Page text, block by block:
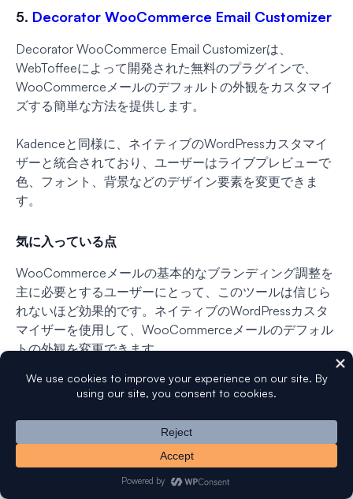
5. Decorator WooCommerce Email Customizer
Decorator WooCommerce Email Customizerは、
WebToffeeによって開発された無料のプラグインで、
WooCommerceメールのデフォルトの外観をカスタマイ
ズする簡単な方法を提供します。
Kadenceと同様に、ネイティブのWordPressカスタマイ
ザーと統合されており、ユーザーはライブプレビューで
色、フォント、背景などのデザイン要素を変更できま
す。
気に入っている点
WooCommerceメールの基本的なブランディング調整を
主に必要とするユーザーにとって、このツールは信じら
れないほど効果的です。ネイティブのWordPressカスタ
マイザーを使用して、WooCommerceメールのデフォル
トの外観を変更できます。
カスタマイザーページには、プラグインページから、ま
きるため、迅速かつ簡単に利用できます。